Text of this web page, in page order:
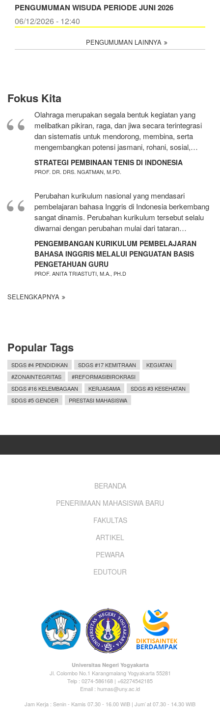
PENGUMUMAN WISUDA PERIODE JUNI 2026
06/12/2026 - 12:40
PENGUMUMAN LAINNYA
Fokus Kita
Olahraga merupakan segala bentuk kegiatan yang
melibatkan pikiran, raga, dan jiwa secara terintegrasi
dan sistematis untuk mendorong, membina, serta
mengembangkan potensi jasmani, rohani, sosial,…
STRATEGI PEMBINAAN TENIS DI INDONESIA
PROF. DR. DRS. NGATMAN, M.PD.
Perubahan kurikulum nasional yang mendasari
pembelajaran bahasa Inggris di Indonesia berkembang
sangat dinamis. Perubahan kurikulum tersebut selalu
diwarnai dengan perubahan mulai dari tataran…
PENGEMBANGAN KURIKULUM PEMBELAJARAN
BAHASA INGGRIS MELALUI PENGUATAN BASIS
PENGETAHUAN GURU
PROF. ANITA TRIASTUTI, M.A., PH.D
SELENGKAPNYA
Popular Tags
SDGS #4 PENDIDIKAN SDGS #17 KEMITRAAN
KEGIATAN
#ZONAINTEGRITAS
#REFORMASIBIROKRASI
SDGS #16 KELEMBAGAAN
KERJASAMA
SDGS #3 KESEHATAN
SDGS #5 GENDER
PRESTASI MAHASISWA
BERANDA
PENERIMAAN MAHASISWA BARU
FAKULTAS
ARTIKEL
PEWARA
EDUTOUR
Universitas Negeri Yogyakarta
Jl. Colombo No.1 Karangmalang Yogyakarta 55281
Telp : 0274-586168 | +62274542185
Email : humas@uny.ac.id
Jam Kerja : Senin - Kamis 07.30 - 16.00 WIB | Jum`at 07.30 - 14.30 WIB